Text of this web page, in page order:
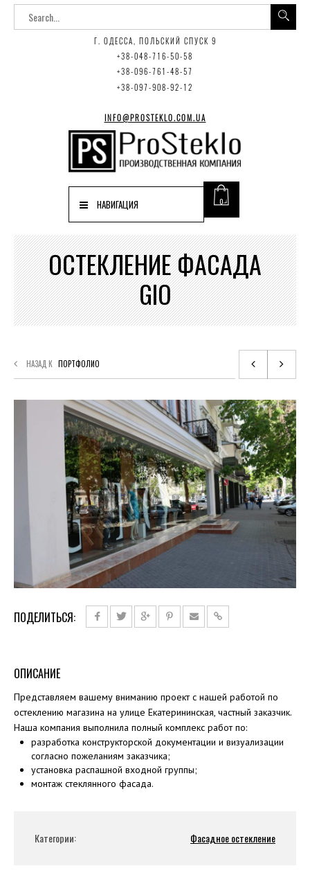
Г. ОДЕССА, ПОЛЬСКИЙ СПУСК 9
+38-048-716-50-58
+38-096-761-48-57
+38-097-908-92-12
INFO@PROSTEKLO.COM.UA
0
НАВИГАЦИЯ
ОСТЕКЛЕНИЕ ФАСАДА
GIO
НАЗАД К ПОРТФОЛИО
ПОДЕЛИТЬСЯ:
ОПИСАНИЕ
Представляем вашему вниманию проект с нашей работой по
остеклению магазина на улице Екатерининская, частный заказчик.
Наша компания выполнила полный комплекс работ по:
разработка конструкторской документации и визуализации
согласно пожеланиям заказчика;
установка распашной входной группы;
монтаж стеклянного фасада.
Категории: Фасадное остекление